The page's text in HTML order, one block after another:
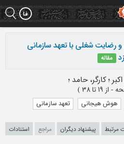
رضایت شغلی با تعهد سازمانی
مقاله
؛ کارگر، حامد ؛
از 19 تا 38 )
هوش هیجانی تعهد سازمانی
مرتبط پیشنهاد دیگران مراجع استنادات